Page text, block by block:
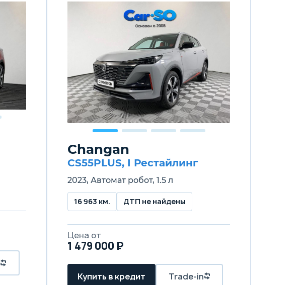
Changan
CS55PLUS, I Рестайлинг
2023, Автомат робот, 1.5 л
16 963 км. ДТП не найдены
Цена от
1 479 000 ₽
Купить в кредит Trade-in